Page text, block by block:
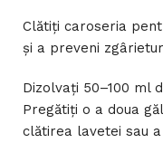
Clătiți caroseria
și a preveni
Dizolvați 50–100 ml
Pregătiți o a doua
clătirea lavetei sau